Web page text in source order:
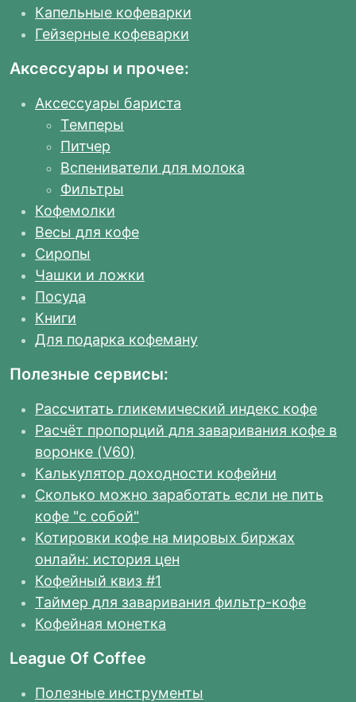
Капельные кофеварки
Гейзерные кофеварки
Аксессуары и прочее:
Аксессуары бариста
Темперы
Питчер
Вспениватели для молока
Фильтры
Кофемолки
Весы для кофе
Сиропы
Чашки и ложки
Посуда
Книги
Для подарка кофеману
Полезные сервисы:
Рассчитать гликемический индекс кофе
Расчёт пропорций для заваривания кофе в
воронке (V60)
Калькулятор доходности кофейни
Сколько можно заработать если не пить
кофе "с собой"
Котировки кофе на мировых биржах
онлайн: история цен
Кофейный квиз #1
Таймер для заваривания фильтр-кофе
Кофейная монетка
League Of Coffee
Полезные инструменты